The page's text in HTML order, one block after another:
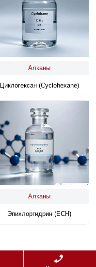
Алканы
Циклогексан (cyclohexane)
Алканы
Эпихлоргидрин (ECH)
